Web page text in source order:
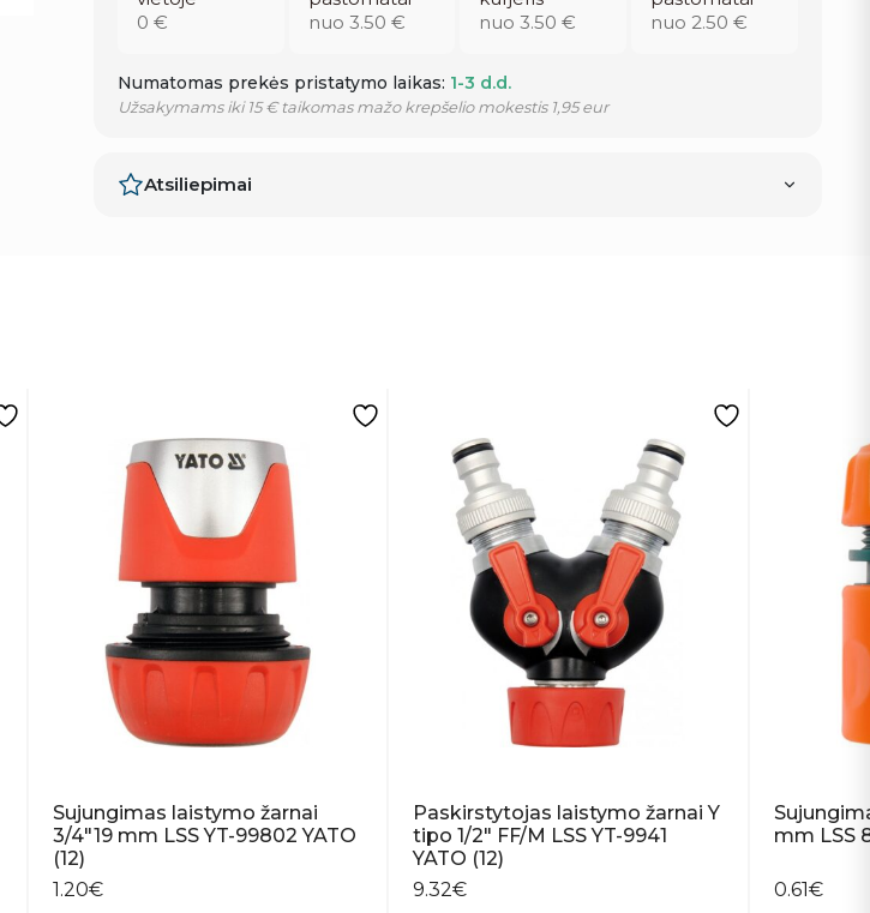
0 €
nuo 3.50 €
nuo 3.50 €
nuo 2.50 €
Numatomas prekės pristatymo laikas: 1-3 d.d.
Užsakymams iki 15 € taikomas mažo krepšelio mokestis 1,95 eur
Atsiliepimai
Sujungimas laistymo žarnai
3/4″19 mm LSS YT-99802 YATO
(12)
1.20€
Paskirstytojas laistymo žarnai Y
tipo 1/2″ FF/M LSS YT-9941
YATO (12)
9.32€
mm LSS
0.61€